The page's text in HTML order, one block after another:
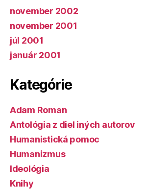
november 2002
november 2001
júl 2001
január 2001
Kategórie
Adam Roman
Antológia z diel iných autorov
Humanistická pomoc
Humanizmus
Ideológia
Knihy